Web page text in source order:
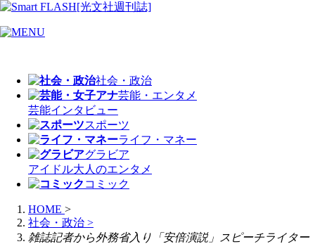
社会・政治
芸能・エンタメ
芸能インタビュー
スポーツ
ライフ・マネー
グラビア
アイドル大人のエンタメ
コミック
HOME >
社会・政治 >
雑誌記者から外務省入り「安倍演説」スピーチライター